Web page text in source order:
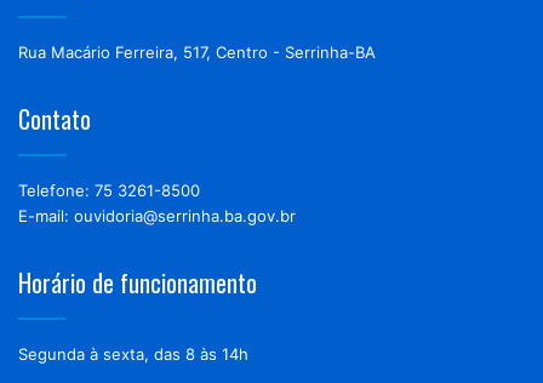
Rua Macário Ferreira, 517, Centro - Serrinha-BA
Contato
Telefone: 75 3261-8500
E-mail: ouvidoria@serrinha.ba.gov.br
Horário de funcionamento
Segunda à sexta, das 8 às 14h